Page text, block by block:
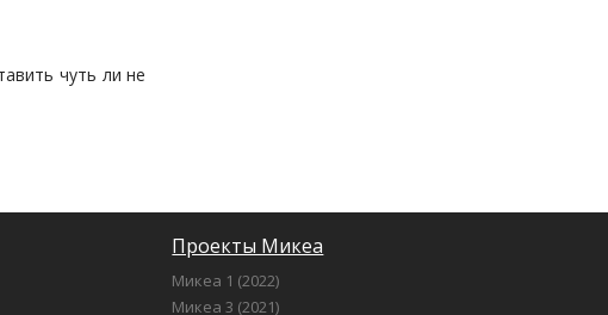
чуть ли не
Проекты Микеа
Микеа 1 (2022)
Микеа 3 (2021)